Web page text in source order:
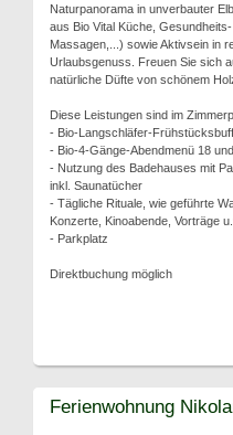
Naturpanorama in unverbauter
aus Bio Vital Küche,
Massagen,...) sowie Aktivsein in
Urlaubsgenuss. Freuen Sie sich
natürliche Düfte von schönem
Diese Leistungen sind im
- Bio-Langschläfer-
- Bio-4-Gänge-Abendmenü 18
- Nutzung des Badehauses mit
inkl. Saunatücher
- Tägliche Rituale, wie geführte
Konzerte, Kinoabende, Vorträge
- Parkplatz
Direktbuchung möglich
Ferienwohnung